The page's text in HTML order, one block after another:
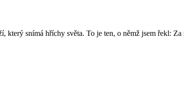
který snímá hříchy světa. To je ten, o němž jsem řekl: